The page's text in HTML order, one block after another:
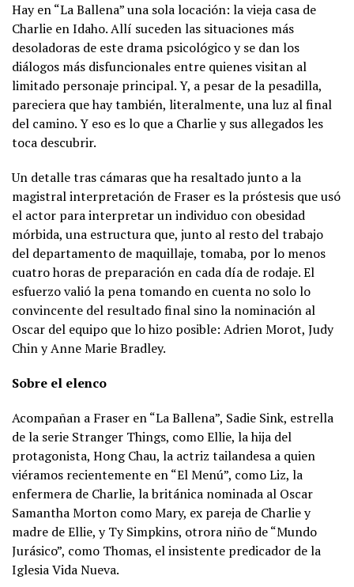
Hay en “La Ballena” una sola locación: la vieja casa de
Charlie en Idaho. Allí suceden las situaciones más
desoladoras de este drama psicológico y se dan los
diálogos más disfuncionales entre quienes visitan al
limitado personaje principal. Y, a pesar de la pesadilla,
pareciera que hay también, literalmente, una luz al final
del camino. Y eso es lo que a Charlie y sus allegados les
toca descubrir.
Un detalle tras cámaras que ha resaltado junto a la
magistral interpretación de Fraser es la próstesis que usó
el actor para interpretar un individuo con obesidad
mórbida, una estructura que, junto al resto del trabajo
del departamento de maquillaje, tomaba, por lo menos
cuatro horas de preparación en cada día de rodaje. El
esfuerzo valió la pena tomando en cuenta no solo lo
convincente del resultado final sino la nominación al
Oscar del equipo que lo hizo posible: Adrien Morot, Judy
Chin y Anne Marie Bradley.
Sobre el elenco
Acompañan a Fraser en “La Ballena”, Sadie Sink, estrella
de la serie Stranger Things, como Ellie, la hija del
protagonista, Hong Chau, la actriz tailandesa a quien
viéramos recientemente en “El Menú”, como Liz, la
enfermera de Charlie, la británica nominada al Oscar
Samantha Morton como Mary, ex pareja de Charlie y
madre de Ellie, y Ty Simpkins, otrora niño de “Mundo
Jurásico”, como Thomas, el insistente predicador de la
Iglesia Vida Nueva.